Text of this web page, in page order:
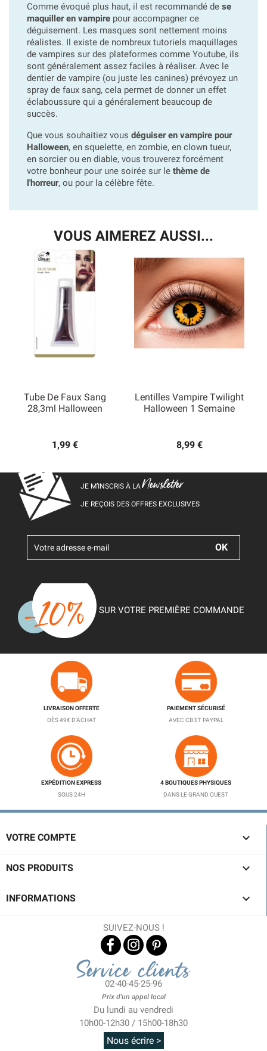
Comme évoqué plus haut, il est recommandé de se
maquiller en vampire pour accompagner ce
déguisement. Les masques sont nettement moins
réalistes. Il existe de nombreux tutoriels maquillages
de vampires sur des plateformes comme Youtube, ils
sont généralement assez faciles à réaliser. Avec le
dentier de vampire (ou juste les canines) prévoyez un
spray de faux sang, cela permet de donner un effet
éclaboussure qui a généralement beaucoup de
succès.
Que vous souhaitiez vous déguiser en vampire pour
Halloween, en squelette, en zombie, en clown tueur,
en sorcier ou en diable, vous trouverez forcément
votre bonheur pour une soirée sur le thème de
l'horreur, ou pour la célèbre fête.
VOUS AIMEREZ AUSSI...
Tube De Faux Sang
28,3ml Halloween
1,99 €
Lentilles Vampire Twilight
Halloween 1 Semaine
8,99 €
JE M’INSCRIS À LANewsletter
JE REÇOIS DES OFFRES EXCLUSIVES
SUR VOTRE PREMIÈRE COMMANDE
LIVRAISON OFFERTE
DÈS 49€ D'ACHAT
PAIEMENT SÉCURISÉ
AVEC CB ET PAYPAL
EXPÉDITION EXPRESS
SOUS 24H
4 BOUTIQUES PHYSIQUES
DANS LE GRAND OUEST
VOTRE COMPTE 
NOS PRODUITS 
INFORMATIONS 
SUIVEZ-NOUS !
Service clients
02-40-45-25-96
Prix d'un appel local
Du lundi au vendredi
10h00-12h30 / 15h00-18h30
Nous écrire >